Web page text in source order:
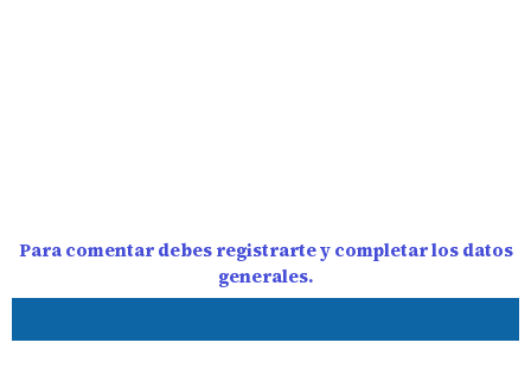
Para comentar debes registrarte y completar los datos
generales.